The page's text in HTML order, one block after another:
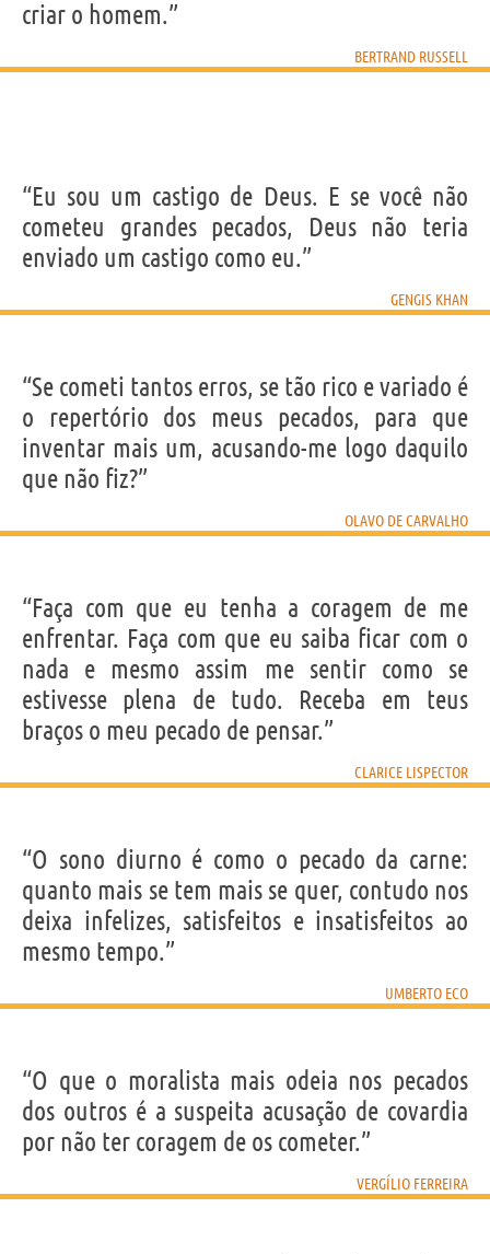
criar o homem.”
BERTRAND RUSSELL
“Eu sou um castigo de Deus. E se você não
cometeu grandes pecados, Deus não teria
enviado um castigo como eu.”
GENGIS KHAN
“Se cometi tantos erros, se tão rico e variado é
o repertório dos meus pecados, para que
inventar mais um, acusando-me logo daquilo
que não fiz?”
OLAVO DE CARVALHO
“Faça com que eu tenha a coragem de me
enfrentar. Faça com que eu saiba ficar com o
nada e mesmo assim me sentir como se
estivesse plena de tudo. Receba em teus
braços o meu pecado de pensar.”
CLARICE LISPECTOR
“O sono diurno é como o pecado da carne:
quanto mais se tem mais se quer, contudo nos
deixa infelizes, satisfeitos e insatisfeitos ao
mesmo tempo.”
UMBERTO ECO
“O que o moralista mais odeia nos pecados
dos outros é a suspeita acusação de covardia
por não ter coragem de os cometer.”
VERGÍLIO FERREIRA